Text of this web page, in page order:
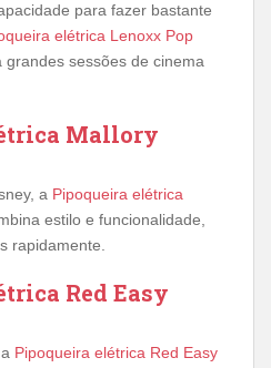
para fazer bastante
elétrica Lenoxx Pop
grandes sessões de cinema
Mallory
a Pipoqueira elétrica
estilo e funcionalidade,
rapidamente.
Red Easy
Pipoqueira elétrica Red Easy